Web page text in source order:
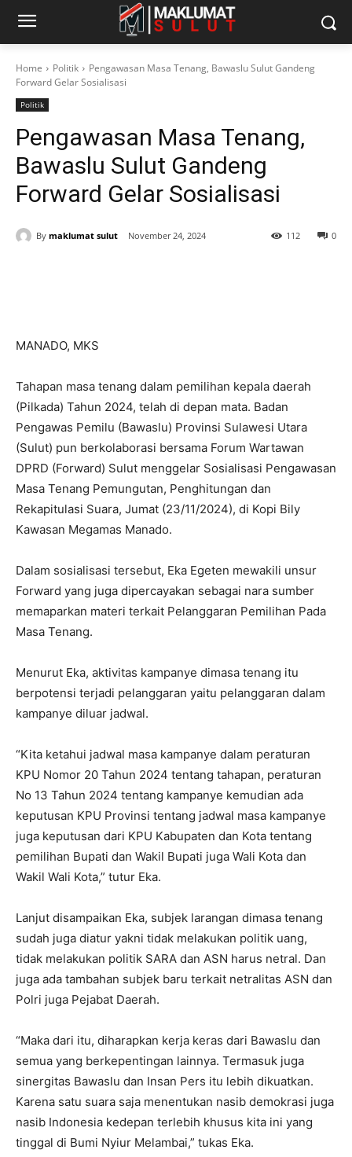
Home Politik
Pengawasan Masa Tenang, Bawaslu Sulut Gandeng
Forward Gelar Sosialisasi
Politik
Pengawasan Masa Tenang,
Bawaslu Sulut Gandeng
Forward Gelar Sosialisasi
By maklumat sulut November 24, 2024 0
112
MANADO, MKS
Tahapan masa tenang dalam pemilihan kepala daerah
(Pilkada) Tahun 2024, telah di depan mata. Badan
Pengawas Pemilu (Bawaslu) Provinsi Sulawesi Utara
(Sulut) pun berkolaborasi bersama Forum Wartawan
DPRD (Forward) Sulut menggelar Sosialisasi Pengawasan
Masa Tenang Pemungutan, Penghitungan dan
Rekapitulasi Suara, Jumat (23/11/2024), di Kopi Bily
Kawasan Megamas Manado.
Dalam sosialisasi tersebut, Eka Egeten mewakili unsur
Forward yang juga dipercayakan sebagai nara sumber
memaparkan materi terkait Pelanggaran Pemilihan Pada
Masa Tenang.
Menurut Eka, aktivitas kampanye dimasa tenang itu
berpotensi terjadi pelanggaran yaitu pelanggaran dalam
kampanye diluar jadwal.
“Kita ketahui jadwal masa kampanye dalam peraturan
KPU Nomor 20 Tahun 2024 tentang tahapan, peraturan
No 13 Tahun 2024 tentang kampanye kemudian ada
keputusan KPU Provinsi tentang jadwal masa kampanye
juga keputusan dari KPU Kabupaten dan Kota tentang
pemilihan Bupati dan Wakil Bupati juga Wali Kota dan
Wakil Wali Kota,” tutur Eka.
Lanjut disampaikan Eka, subjek larangan dimasa tenang
sudah juga diatur yakni tidak melakukan politik uang,
tidak melakukan politik SARA dan ASN harus netral. Dan
juga ada tambahan subjek baru terkait netralitas ASN dan
Polri juga Pejabat Daerah.
“Maka dari itu, diharapkan kerja keras dari Bawaslu dan
semua yang berkepentingan lainnya. Termasuk juga
sinergitas Bawaslu dan Insan Pers itu lebih dikuatkan.
Karena satu suara saja menentukan nasib demokrasi juga
nasib Indonesia kedepan terlebih khusus kita ini yang
tinggal di Bumi Nyiur Melambai,” tukas Eka.